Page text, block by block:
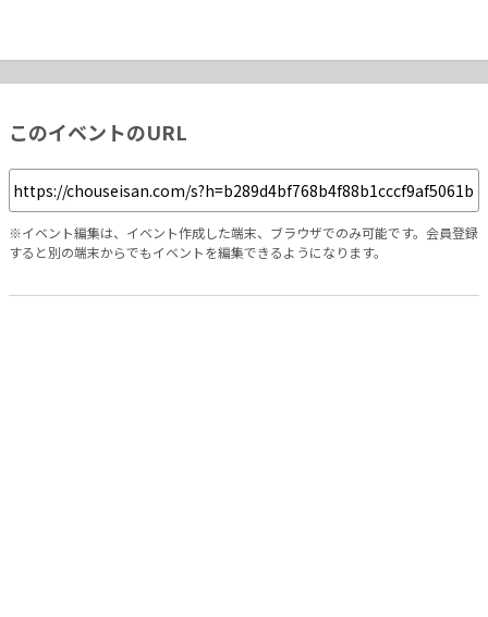
このイベントのURL
※イベント編集は、イベント作成した端末、ブラウザでのみ可能です。会員登録
すると別の端末からでもイベントを編集できるようになります。